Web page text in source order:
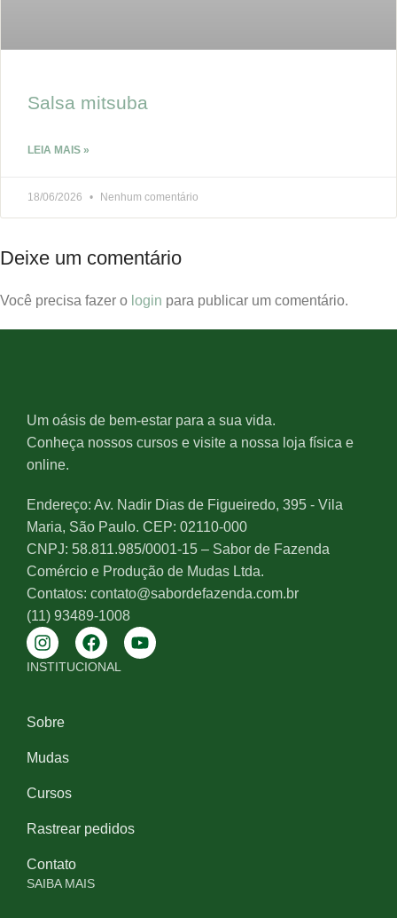
Salsa mitsuba
LEIA MAIS »
18/06/2026 Nenhum comentário
Deixe um comentário
Você precisa fazer o login para publicar um comentário.
Um oásis de bem-estar para a sua vida.
Conheça nossos cursos e visite a nossa loja física e
online.
Endereço: Av. Nadir Dias de Figueiredo, 395 - Vila
Maria, São Paulo. CEP: 02110-000
CNPJ: 58.811.985/0001-15 – Sabor de Fazenda
Comércio e Produção de Mudas Ltda.
Contatos: contato@sabordefazenda.com.br
(11) 93489-1008
INSTITUCIONAL
Sobre
Mudas
Cursos
Rastrear pedidos
Contato
SAIBA MAIS